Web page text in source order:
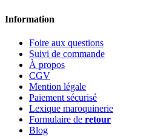
Information
Foire aux questions
Suivi de commande
À propos
CGV
Mention légale
Paiement sécurisé
Lexique maroquinerie
Formulaire de retour
Blog